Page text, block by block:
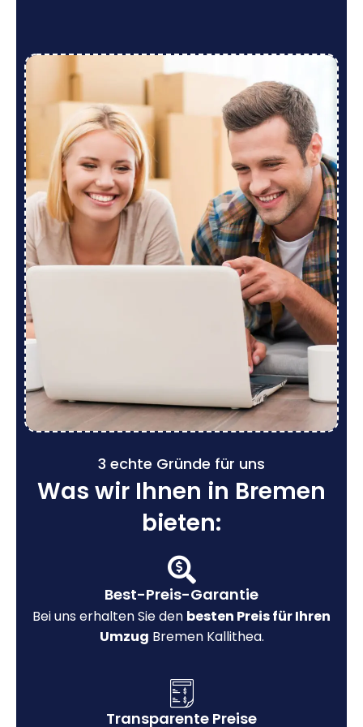
3 echte Gründe für uns
Was wir Ihnen in Bremen
bieten:
Best-Preis-Garantie
Bei uns erhalten Sie den besten Preis für Ihren
Umzug Bremen Kallithea.
Transparente Preise